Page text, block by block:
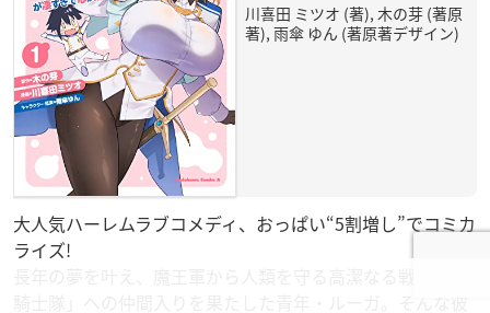
川喜田 ミツオ (著), 木の芽 (著原
著), 雨傘 ゆん (著原著デザイン)
大人気ハーレムラブコメディ、おっぱい“5割増し”でコミカ
ライズ!